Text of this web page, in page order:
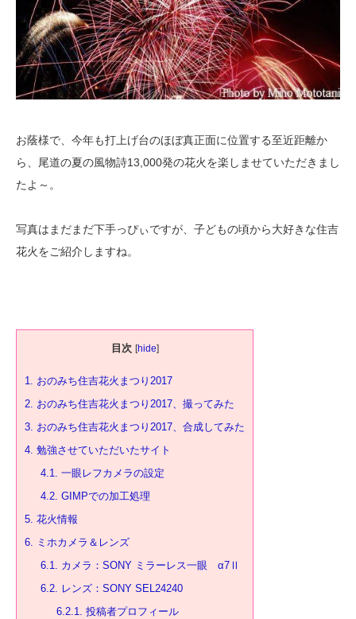
お蔭様で、今年も打上げ台のほぼ真正面に位置する至近距離か
ら、尾道の夏の風物詩13,000発の花火を楽しませていただきまし
たよ～。
写真はまだまだ下手っぴぃですが、子どもの頃から大好きな住吉
花火をご紹介しますね。
目次 [hide]
1. おのみち住吉花火まつり2017
2. おのみち住吉花火まつり2017、撮ってみた
3. おのみち住吉花火まつり2017、合成してみた
4. 勉強させていただいたサイト
4.1. 一眼レフカメラの設定
4.2. GIMPでの加工処理
5. 花火情報
6. ミホカメラ＆レンズ
6.1. カメラ：SONY ミラーレス一眼 α7Ⅱ
6.2. レンズ：SONY SEL24240
6.2.1. 投稿者プロフィール